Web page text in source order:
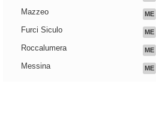
Mazzeo ME
Furci Siculo ME
Roccalumera ME
Messina ME